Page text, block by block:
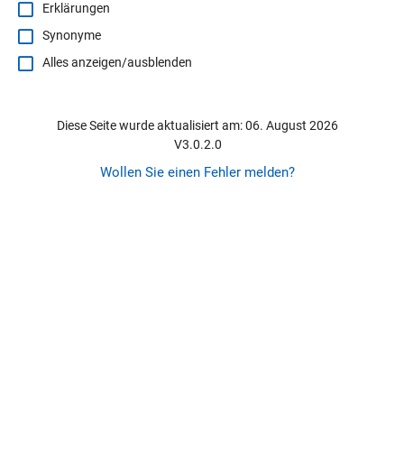
Erklärungen
Synonyme
Alles anzeigen/ausblenden
Diese Seite wurde aktualisiert am: 06. August 2026
V3.0.2.0
Wollen Sie einen Fehler melden?